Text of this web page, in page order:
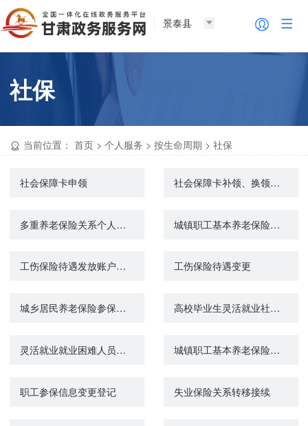
景泰县
社保
当前位置： 首页 >个人服务 >按生命周期 >社保
社会保障卡申领 社会保障卡补领、换领、换发
多重养老保险关系个人账户退费（城镇企业职工基本养老保险） 城镇职工基本养老保险与城乡居民基本养老保险制度衔接申请
工伤保险待遇发放账户维护申请 工伤保险待遇变更
城乡居民养老保险参保登记 高校毕业生灵活就业社会保险补贴申领
灵活就业就业困难人员社会保险补贴 城镇职工基本养老保险关系转移接续申请
职工参保信息变更登记 失业保险关系转移接续